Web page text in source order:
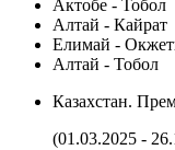
Актобе - Тобол
Алтай - Кайрат
Елимай -
Алтай - Тобол
Казахстан.
(01.03.2025 -